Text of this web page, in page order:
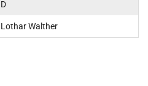
D
Lothar Walther